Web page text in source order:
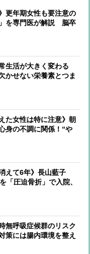
更年期女性も要注意の
」を専門医が解説 脳卒
クが日中の2倍以上と
生活が大きく変わる
かせない栄養素とつま
い体を作る「簡単筋ト
た女性は特に注意》朝
身の不調に関係！“や
”13個の寝起きルーテ
えて6年》長山藍子
「圧迫骨折」で入院、
久美子も苦しんだ「シ
無呼吸症候群のリスク
策には腸内環境を整え